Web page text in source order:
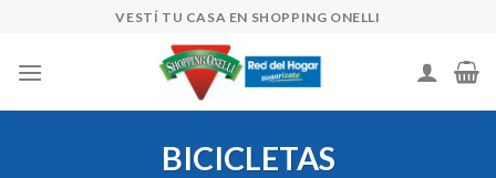
content
VESTÍ TU CASA EN SHOPPING ONELLI
BICICLETAS